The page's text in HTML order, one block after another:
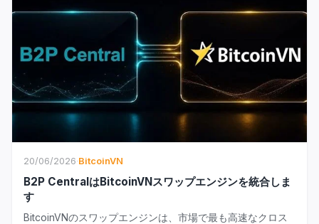
20/06/2026·BitcoinVN
B2P CentralはBitcoinVNスワップエンジンを統合しま
す
BitcoinVNのスワップエンジンは、市場で最も高速なクロス